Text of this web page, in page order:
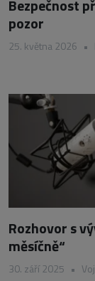
Bezpečnost
pozor
25. května 2026 •
Rozhovor s
měsíčně“
30. září 2025 •